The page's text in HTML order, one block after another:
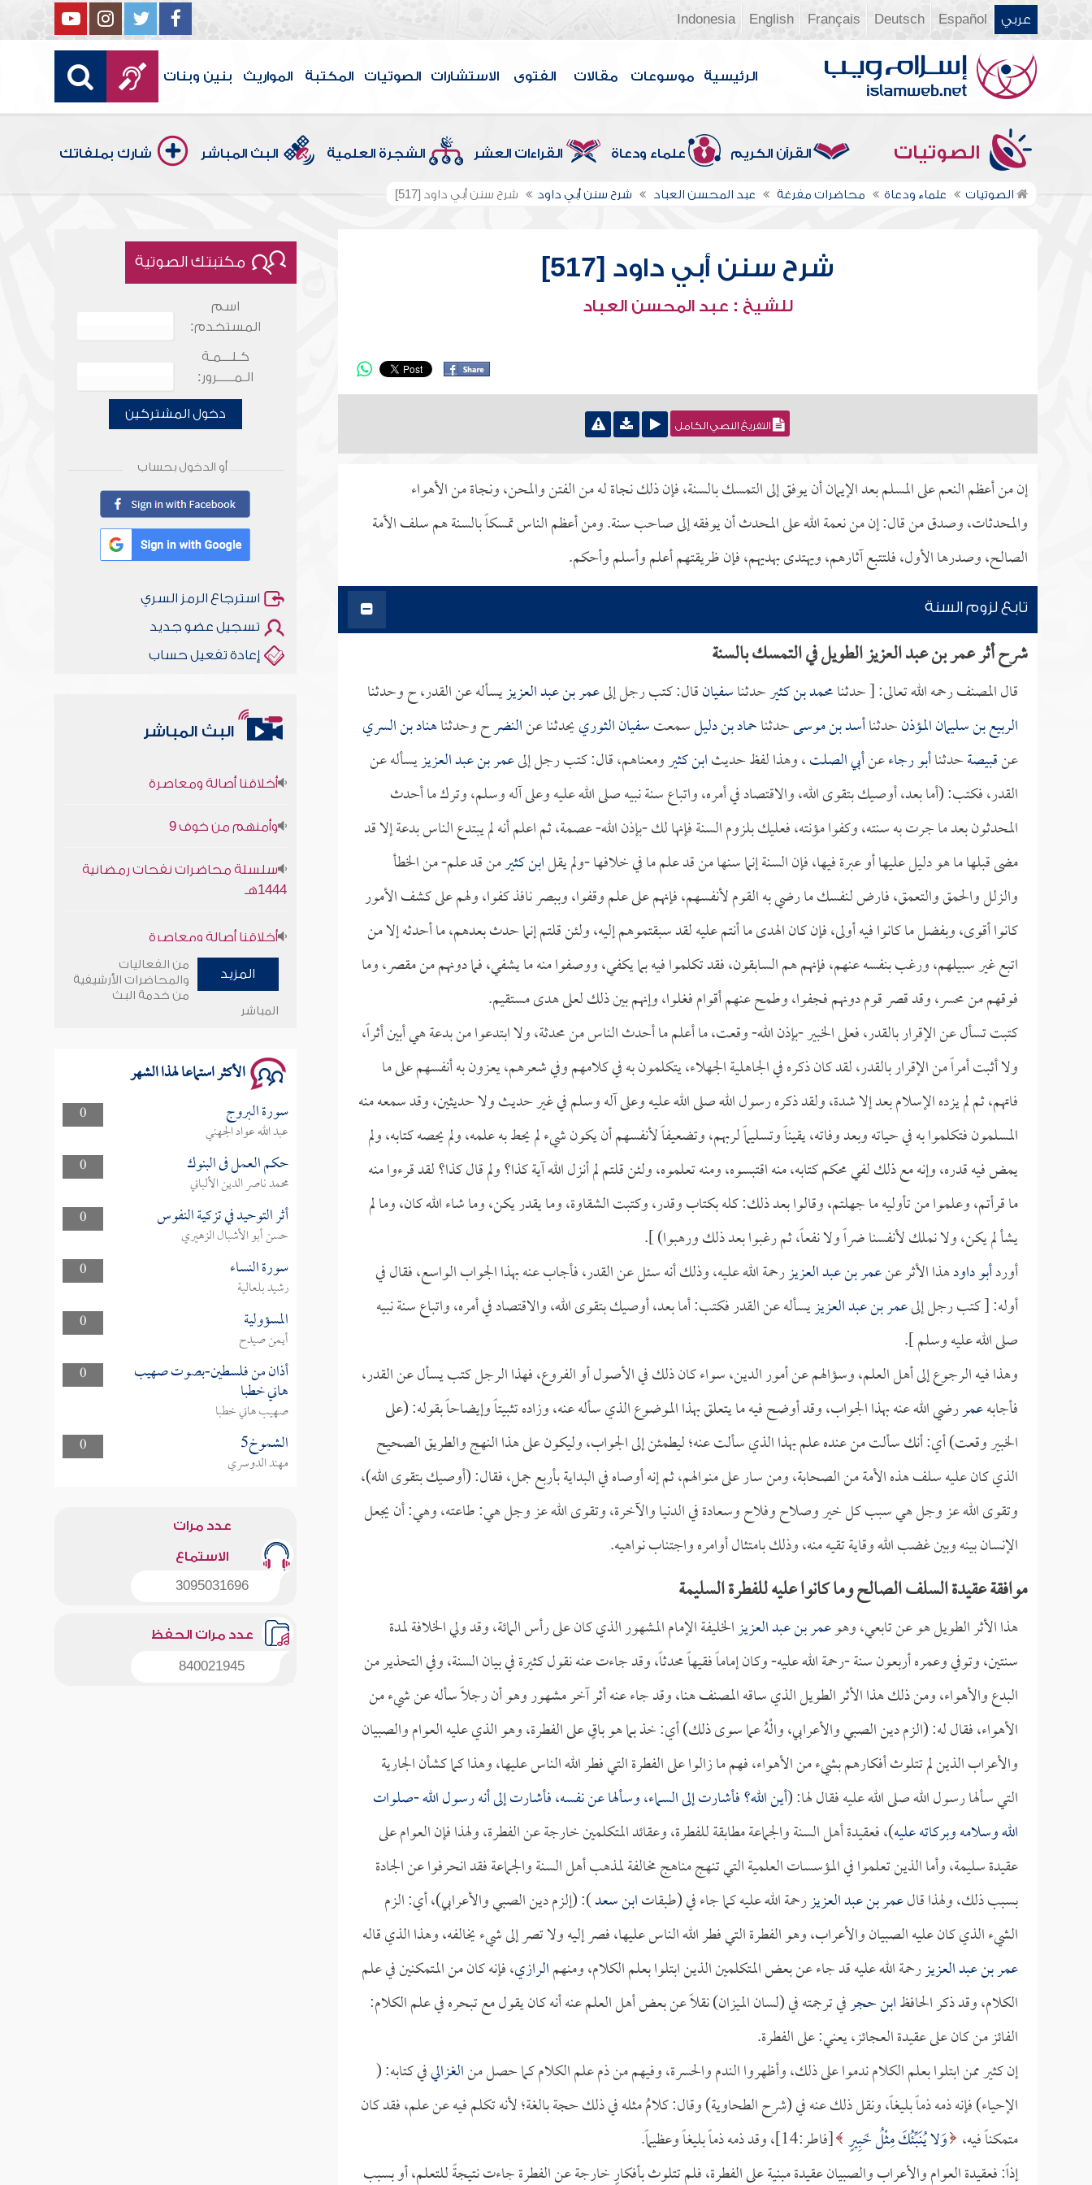
عربي Español
Deutsch
Français
English
Indonesia
الرئيسية موسوعات مقالات الفتوى الاستشارات الصوتيات المكتبة المواريث بنين وبنات
الصوتيات القرآن الكريم علماء ودعاة القراءات العشر الشجرة العلمية البث المباشر شارك بملفاتك
الصوتيات علماء ودعاة محاضرات مفرغة عبد المحسن العباد شرح سنن أبي داود شرح سنن أبي داود [517]
شرح سنن أبي داود [517]
للشيخ : عبد المحسن العباد
التفريغ النصي الكامل
إن من أعظم النعم على المسلم بعد الإيمان أن يوفق إلى التمسك بالسنة، فإن ذلك نجاة له من الفتن والمحن، ونجاة من الأهواء
والمحدثات، وصدق من قال: إن من نعمة الله على المحدث أن يوفقه إلى صاحب سنة. ومن أعظم الناس تمسكاً بالسنة هم سلف الأمة
الصالح، وصدرها الأول، فلتتبع آثارهم، ويهتدى بهديهم، فإن ظريقتهم أعلم وأسلم وأحكم.
تابع لزوم السنة
شرح أثر عمر بن عبد العزيز الطويل في التمسك بالسنة
قال المصنف رحمه الله تعالى: [ حدثنامحمد بن كثيرحدثناسفيانقال: كتب رجل إلىعمر بن عبد العزيزيسأله عن القدر، ح وحدثنا
الربيع بن سليمان المؤذنحدثناأسد بن موسىحدثناحماد بن دليلسمعتسفيان الثورييحدثنا عنالنضرح وحدثناهناد بن السري
عنقبيصةحدثناأبو رجاءعنأبي الصلت، وهذا لفظ حديثابن كثيرومعناهم، قال: كتب رجل إلىعمر بن عبد العزيزيسأله عن
القدر، فكتب: (أما بعد، أوصيك بتقوى الله، والاقتصاد في أمره، واتباع سنة نبيه صلى الله عليه وعلى آله وسلم، وترك ما أحدث
المحدثون بعد ما جرت به سنته، وكفوا مؤنته، فعليك بلزوم السنة فإنها لك -بإذن الله- عصمة، ثم اعلم أنه لم يبتدع الناس بدعة إلا قد
مضى قبلها ما هو دليل عليها أو عبرة فيها، فإن السنة إنما سنها من قد علم ما في خلافها -ولم يقلابن كثيرمن قد علم- من الخطأ
والزلل والحمق والتعمق، فارض لنفسك ما رضي به القوم لأنفسهم، فإنهم على علم وقفوا، وببصر نافذ كفوا، ولهم على كشف الأمور
كانوا أقوى، وبفضل ما كانوا فيه أولى، فإن كان الهدى ما أنتم عليه لقد سبقتموهم إليه، ولئن قلتم إنما حدث بعدهم، ما أحدثه إلا من
اتبع غير سبيلهم، ورغب بنفسه عنهم، فإنهم هم السابقون، فقد تكلموا فيه بما يكفي، ووصفوا منه ما يشفي، فما دونهم من مقصر، وما
فوقهم من محسر، وقد قصر قوم دونهم فجفوا، وطمح عنهم أقوام فغلوا، وإنهم بين ذلك لعلى هدى مستقيم.
كتبت تسأل عن الإقرار بالقدر، فعلى الخبير -بإذن الله- وقعت، ما أعلم ما أحدث الناس من محدثة، ولا ابتدعوا من بدعة هي أبين أثراً،
ولا أثبت أمراً من الإقرار بالقدر، لقد كان ذكره في الجاهلية الجهلاء، يتكلمون به في كلامهم وفي شعرهم، يعزون به أنفسهم على ما
فاتهم، ثم لم يزده الإسلام بعد إلا شدة، ولقد ذكره رسول الله صلى الله عليه وعلى آله وسلم في غير حديث ولا حديثين، وقد سمعه منه
المسلمون فتكلموا به في حياته وبعد وفاته، يقيناً وتسليماً لربهم، وتضعيفاً لأنفسهم أن يكون شيء لم يحط به علمه، ولم يحصه كتابه، ولم
يمض فيه قدره، وإنه مع ذلك لفي محكم كتابه، منه اقتبسوه، ومنه تعلموه، ولئن قلتم لم أنزل الله آية كذا؟ ولم قال كذا؟ لقد قرءوا منه
ما قرأتم، وعلموا من تأوليه ما جهلتم، وقالوا بعد ذلك: كله بكتاب وقدر، وكتبت الشقاوة، وما يقدر يكن، وما شاء الله كان، وما لم
يشأ لم يكن، ولا نملك لأنفسنا ضراً ولا نفعاً، ثم رغبوا بعد ذلك ورهبوا) ].
أوردأبو داودهذا الأثر عنعمر بن عبد العزيزرحمة الله عليه، وذلك أنه سئل عن القدر، فأجاب عنه بهذا الجواب الواسع، فقال في
أوله: [ كتب رجل إلىعمر بن عبد العزيزيسأله عن القدر فكتب: أما بعد، أوصيك بتقوى الله، والاقتصاد في أمره، واتباع سنة نبيه
صلى الله عليه وسلم ].
وهذا فيه الرجوع إلى أهل العلم، وسؤالهم عن أمور الدين، سواء كان ذلك في الأصول أو الفروع، فهذا الرجل كتب يسأل عن القدر،
فأجابهعمررضي الله عنه بهذا الجواب، وقد أوضح فيه ما يتعلق بهذا الموضوع الذي سأله عنه، وزاده تثبيتاً وإيضاحاً بقوله: (على
الخبير وقعت) أي: أنك سألت من عنده علم بهذا الذي سألت عنه؛ ليطمئن إلى الجواب، وليكون على هذا النهج والطريق الصحيح
الذي كان عليه سلف هذه الأمة من الصحابة، ومن سار على منوالهم، ثم إنه أوصاه في البداية بأربع جمل، فقال: (أوصيك بتقوى الله)،
وتقوى الله عز وجل هي سبب كل خير وصلاح وفلاح وسعادة في الدنيا والآخرة، وتقوى الله عز وجل هي: طاعته، وهي: أن يجعل
الإنسان بينه وبين غضب الله وقاية تقيه منه، وذلك بامتثال أوامره واجتناب نواهيه.
موافقة عقيدة السلف الصالح وما كانوا عليه للفطرة السليمة
هذا الأثر الطويل هو عن تابعي، وهوعمر بن عبد العزيزالخليفة الإمام المشهور الذي كان على رأس المائة، وقد ولي الخلافة لمدة
سنتين، وتوفي وعمره أربعون سنة -رحمة الله عليه- وكان إماماً فقيهاً محدثاً، وقد جاءت عنه نقول كثيرة في بيان السنة، وفي التحذير من
البدع والأهواء، ومن ذلك هذا الأثر الطويل الذي ساقه المصنف هنا، وقد جاء عنه أثر آخر مشهور وهو أن رجلاً سأله عن شيء من
الأهواء، فقال له: (الزم دين الصبي والأعرابي، والْهُ عما سوى ذلك) أي: خذ بما هو باقٍ على الفطرة، وهو الذي عليه العوام والصبيان
والأعراب الذين لم تتلوث أفكارهم بشيء من الأهواء، فهم ما زالوا على الفطرة التي فطر الله الناس عليها، وهذا كما كشأن الجارية
التي سألها رسول الله صلى الله عليه فقال لها: (أين الله؟ فأشارت إلى السماء، وسألها عن نفسه، فأشارت إلى أنه رسول الله -صلوات
الله وسلامه وبركاته عليه)، فعقيدة أهل السنة والجماعة مطابقة للفطرة، وعقائد المتكلمين خارجة عن الفطرة، ولهذا فإن العوام على
عقيدة سليمة، وأما الذين تعلموا في المؤسسات العلمية التي تنهج مناهج مخالفة لمذهب أهل السنة والجماعة فقد انحرفوا عن الجادة
بسبب ذلك، ولهذا قالعمر بن عبد العزيزرحمة الله عليه كما جاء في (طبقاتابن سعد): (إلزم دين الصبي والأعرابي)، أي: الزم
الشيء الذي كان عليه الصبيان والأعراب، وهو الفطرة التي فطر الله الناس عليها، فصر إليه ولا تصر إلى شيء يخالفه، وهذا الذي قاله
عمر بن عبد العزيزرحمة الله عليه قد جاء عن بعض المتكلمين الذين ابتلوا بعلم الكلام، ومنهمالرازي، فإنه كان من المتمكنين في علم
الكلام، وقد ذكر الحافظابن حجرفي ترجمته في (لسان الميزان) نقلاً عن بعض أهل العلم عنه أنه كان يقول مع تبحره في علم الكلام:
الفائز من كان على عقيدة العجائز، يعني: على الفطرة.
إن كثير ممن ابتلوا بعلم الكلام ندموا على ذلك، وأظهروا الندم والحسرة، وفيهم من ذم علم الكلام كما حصل منالغزاليفي كتابه: (
الإحياء) فإنه ذمه ذماً بليغاً، ونقل ذلك عنه في (شرح الطحاوية) وقال: كلامُ مثله في ذلك حجة بالغة؛ لأنه تكلم فيه عن علم، فقد كان
متمكناً فيه، وَلا يُنَبِّئُكَ مِثْلُ خَبِيرٍ [فاطر:14]، وقد ذمه ذماً بليغاً وعظيماً.
إذاً: فعقيدة العوام والأعراب والصبيان عقيدة مبنية على الفطرة، فلم تتلوث بأفكارٍ خارجة عن الفطرة جاءت نتيجةً للتعلم، أو بسبب
مكتبتك الصوتية
اسم
المستخدم:
كـلـــمـة
الـمـــــرور:
دخول المشتركين
أو الدخول بحساب
استرجاع الرمز السري
تسجيل عضو جديد
إعادة تفعيل حساب
البث المباشر
1444هـ
سلسلة محاضرات نفحات رمضانية
1444هـ
المزيد
من الفعاليات
والمحاضرات الأرشيفية
من خدمة البث
المباشر
الأكثر استماعا لهذا الشهر
0 سورة البروج
عبد الله عواد الجهني
0
حكم العمل فى البنوك
محمد ناصر الدين الألباني
0
أثر التوحيد في تزكية النفوس
حسن أبو الأشبال الزهيري
0
سورة النساء
رشيد بلعالية
0
المسؤولية
أيمن صيدح
0
أذان من فلسطين-بصوت صهيب
هاني خطبا
صهيب هاني خطبا
0
الشموخ5
مهند الدوسري
عدد مرات
الاستماع
3095031696
عدد مرات الحفظ
840021945